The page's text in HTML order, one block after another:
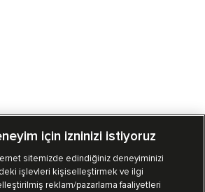
Sipariş Takibi
için izninizi istiyoruz
sitemizde edindiğiniz deneyiminizi
işlevleri kişiselleştirmek ve ilgi
reklam/pazarlama faaliyetleri